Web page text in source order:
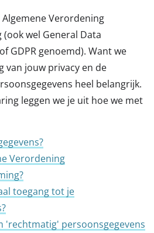
Verordening
wel General Data
GDPR genoemd). Want we
van jouw privacy en de
heel belangrijk.
leggen we je uit hoe we met
Verordening
toegang tot je
'rechtmatig' persoonsgegevens